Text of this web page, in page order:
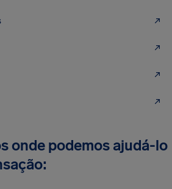
onde podemos ajudá-lo